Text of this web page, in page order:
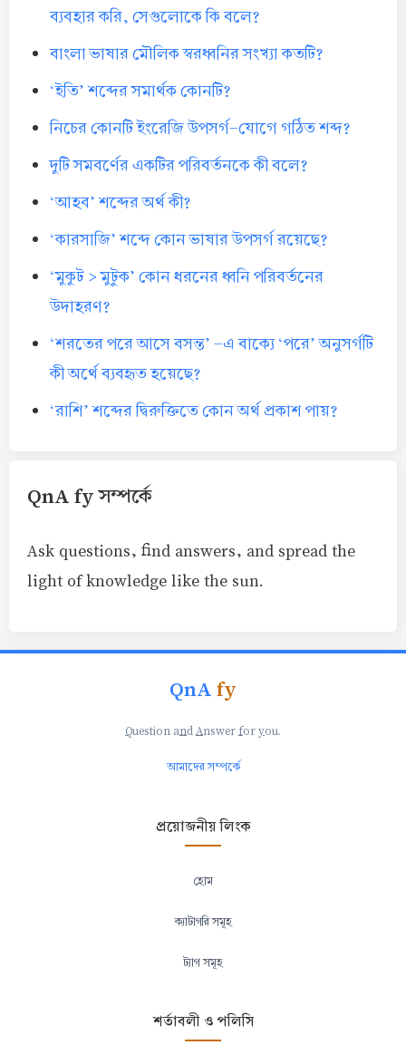
ব্যবহার করি, সেগুলোকে কি বলে?
বাংলা ভাষার মৌলিক স্বরধ্বনির সংখ্যা কতটি?
‘ইতি’ শব্দের সমার্থক কোনটি?
নিচের কোনটি ইংরেজি উপসর্গ-যোগে গঠিত শব্দ?
দুটি সমবর্ণের একটির পরিবর্তনকে কী বলে?
‘আহব’ শব্দের অর্থ কী?
‘কারসাজি’ শব্দে কোন ভাষার উপসর্গ রয়েছে?
‘মুকুট > মুটুক’ কোন ধরনের ধ্বনি পরিবর্তনের
উদাহরণ?
‘শরতের পরে আসে বসন্ত’ -এ বাক্যে ‘পরে’ অনুসর্গটি
কী অর্থে ব্যবহৃত হয়েছে?
‘রাশি’ শব্দের দ্বিরুক্তিতে কোন অর্থ প্রকাশ পায়?
QnA fy সম্পর্কে
Ask questions, find answers, and spread the
light of knowledge like the sun.
QnAfy
Question andAnswer foryou.
আমাদের সম্পর্কে
প্রয়োজনীয় লিংক
হোম
ক্যাটাগরি সমূহ
ট্যাগ সমূহ
শর্তাবলী ও পলিসি